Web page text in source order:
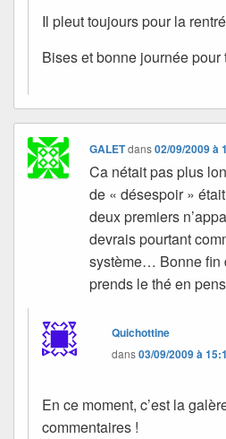
Il pleut toujours pour la
Bises et bonne journée pour
GALETdans02/09/2009 à
Ca nétait pas plus
de « désespoir »
deux premiers
devrais pourtant
système… Bonne fin
prends le thé en
Quichottine
dans03/09/2009 à
En ce moment, c’est la
commentaires !